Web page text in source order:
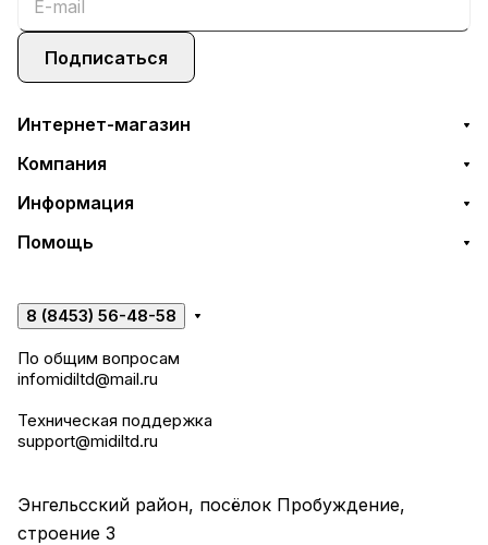
Подписаться
Интернет-магазин
Компания
Информация
Помощь
8 (8453) 56-48-58
По общим вопросам
infomidiltd@mail.ru
Техническая поддержка
support@midiltd.ru
Энгельсский район, посёлок Пробуждение,
строение 3